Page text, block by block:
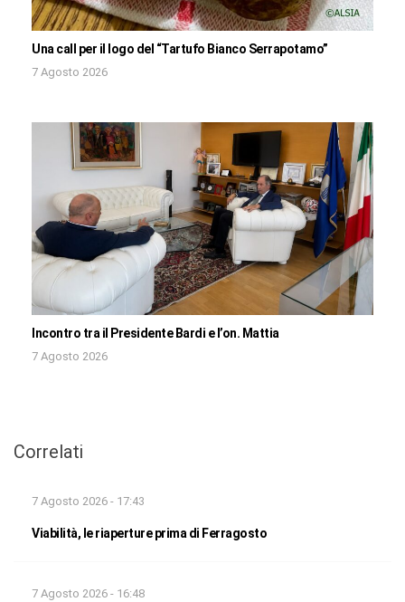
Una call per il logo del “Tartufo Bianco Serrapotamo”
7 Agosto 2026
Incontro tra il Presidente Bardi e l’on. Mattia
7 Agosto 2026
Correlati
7 Agosto 2026 - 17:43
Viabilità, le riaperture prima di Ferragosto
7 Agosto 2026 - 16:48